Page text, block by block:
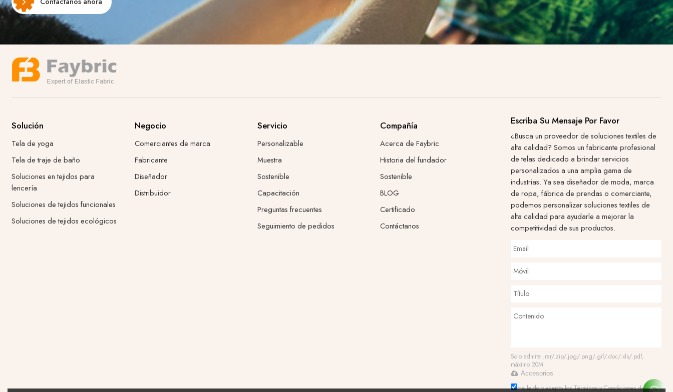
Solución
Tela de yoga
Tela de traje de baño
Soluciones en tejidos para
lencería
Soluciones de tejidos funcionales
Soluciones de tejidos ecológicos
Negocio
Comerciantes de marca
Fabricante
Diseñador
Distribuidor
Servicio
Personalizable
Muestra
Sostenible
Capacitación
Preguntas frecuentes
Seguimiento de pedidos
Compañía
Acerca de Faybric
Historia del fundador
Sostenible
BLOG
Certificado
Contáctanos
Escriba Su Mensaje Por Favor
¿Busca un proveedor de soluciones textiles de
alta calidad? Somos un fabricante profesional
de telas dedicado a brindar servicios
personalizados a una amplia gama de
industrias. Ya sea diseñador de moda, marca
de ropa, fábrica de prendas o comerciante,
podemos personalizar soluciones textiles de
alta calidad para ayudarle a mejorar la
competitividad de sus productos.
Solo admite .rar/.zip/.jpg/.png/.gif/.doc/.xls/.pdf,
máximo 20M
Accesorios
He leido y acepto los Términos y Condiciones de este